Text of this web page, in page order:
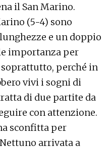
il San Marino.
(5-4) sono
e un doppio
importanza per
soprattutto, perché in
vivi i sogni di
di due partite da
con attenzione.
sconfitta per
arrivata a